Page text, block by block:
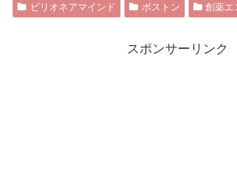
ビリオネアマインド ボストン 創薬エ
スポンサーリンク